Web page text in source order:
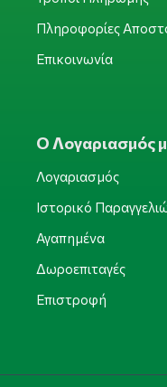
Πληροφορίες
Επικοινωνία
Ο Λογαριασμός
Λογαριασμός
Ιστορικό
Αγαπημένα
Δωροεπιταγές
Επιστροφή